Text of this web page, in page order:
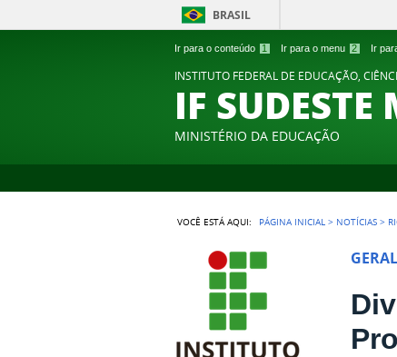
Ir para o conteúdo 1 Ir para o menu 2 Ir
BRASIL
INSTITUTO FEDERAL DE EDUCAÇÃO,
IF SUDESTE
MINISTÉRIO DA EDUCAÇÃO
VOCÊ ESTÁ AQUI: PÁGINA INICIAL > NOTÍCIAS >
GERAL